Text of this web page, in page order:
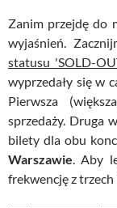
Zanim przejdę do
wyjaśnień.
statusu 'SOLD-
wyprzedały się w
Pierwsza
sprzedaży. Druga
bilety dla obu
Warszawie. Aby
frekwencję z